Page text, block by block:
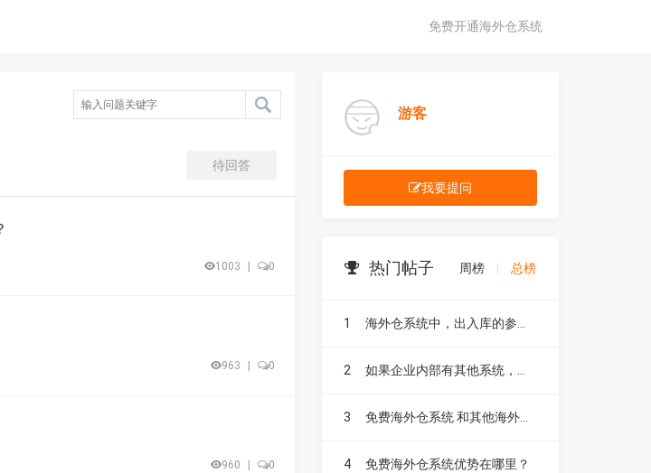
免费开通海外仓系统
待回答
1003 | 0
963 0
960 0
游客
我要提问
热门帖子 周榜 总榜
1
2
3 免费海外仓系统 和其他海外仓系统有什么区别？
4 免费海外仓系统优势在哪里？